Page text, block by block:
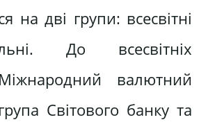
на дві групи: всесвітні
До всесвітніх
валютний
Світового банку та